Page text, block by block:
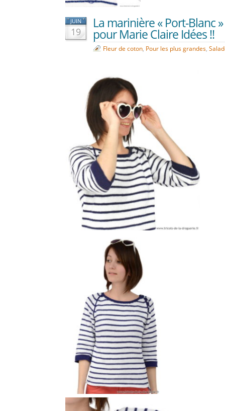
JUIN
19
La marinière « Port-Blanc
pour Marie Claire Idées !!
Fleur de coton, Pour les plus grandes,